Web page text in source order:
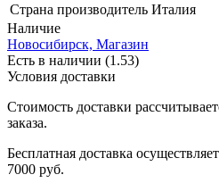
Страна производитель Италия
Наличие
Новосибирск, Магазин
Есть в наличии (1.53)
Условия доставки
Стоимость доставки
заказа.
Бесплатная доставка
7000 руб.